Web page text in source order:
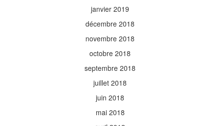
janvier 2019
décembre 2018
novembre 2018
octobre 2018
septembre 2018
juillet 2018
juin 2018
mai 2018